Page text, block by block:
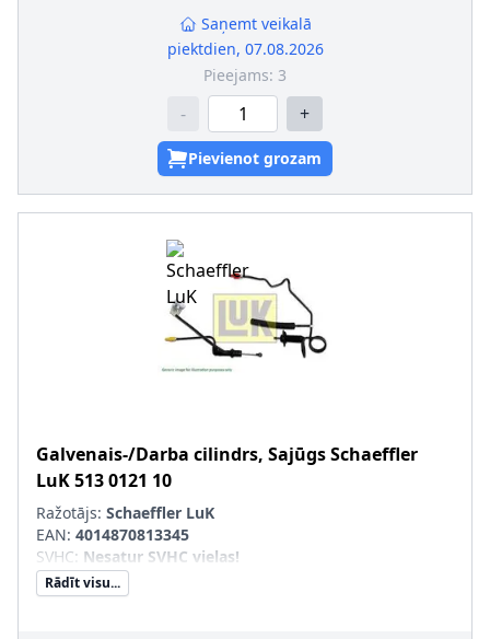
Saņemt veikalā
piektdien, 07.08.2026
Pieejams: 3
- +
Pievienot grozam
Galvenais-/Darba cilindrs, SajūgsSchaeffler
LuK513 0121 10
Ražotājs: Schaeffler LuK
EAN: 4014870813345
SVHC: Nesatur SVHC vielas!
Rādīt visu...